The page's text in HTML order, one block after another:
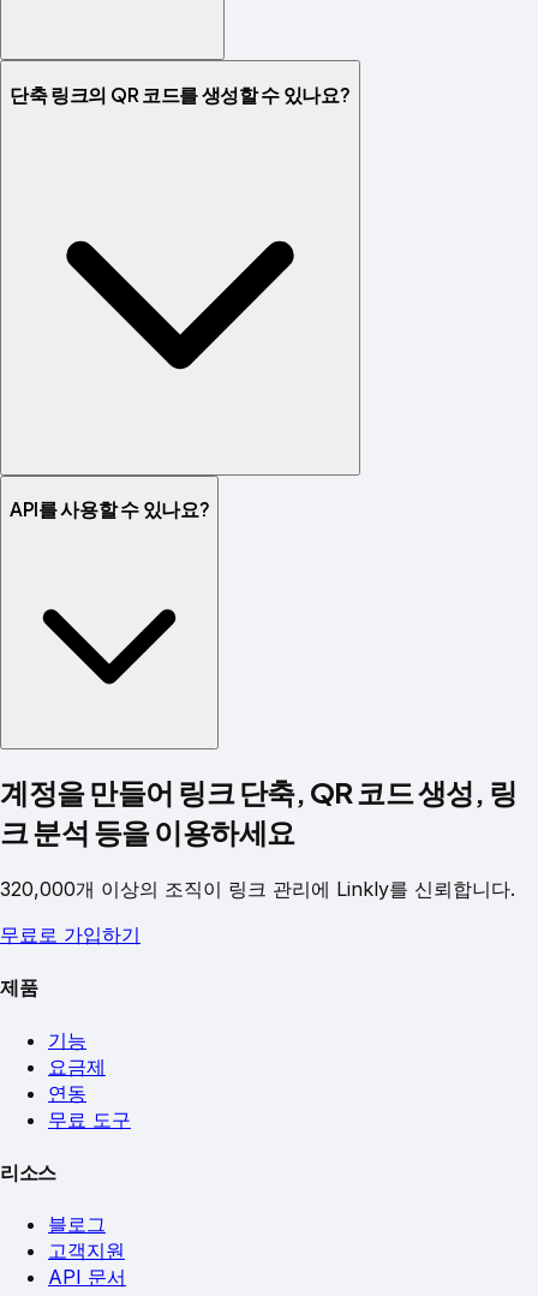
단축 링크의 QR 코드를 생성할 수 있나요?
API를 사용할 수 있나요?
계정을 만들어 링크 단축, QR 코드 생성, 링
크 분석 등을 이용하세요
320,000개 이상의 조직이 링크 관리에 Linkly를 신뢰합니다.
무료로 가입하기
제품
기능
요금제
연동
무료 도구
리소스
블로그
고객지원
API 문서